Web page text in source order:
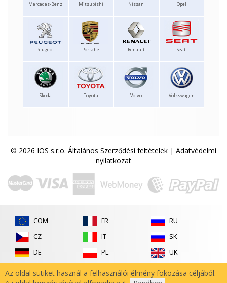
Mercedes-Benz Mitsubishi Nissan Opel
Peugeot Porsche Renault Seat
Skoda Toyota Volvo Volkswagen
© 2026 IOS s.r.o. Általános Szerződési feltételek | Adatvédelmi
nyilatkozat
COM
CZ
DE
FR
IT
PL
RU
SK
UK
Az oldal sütiket használ a felhasználói élmény fokozása céljából.